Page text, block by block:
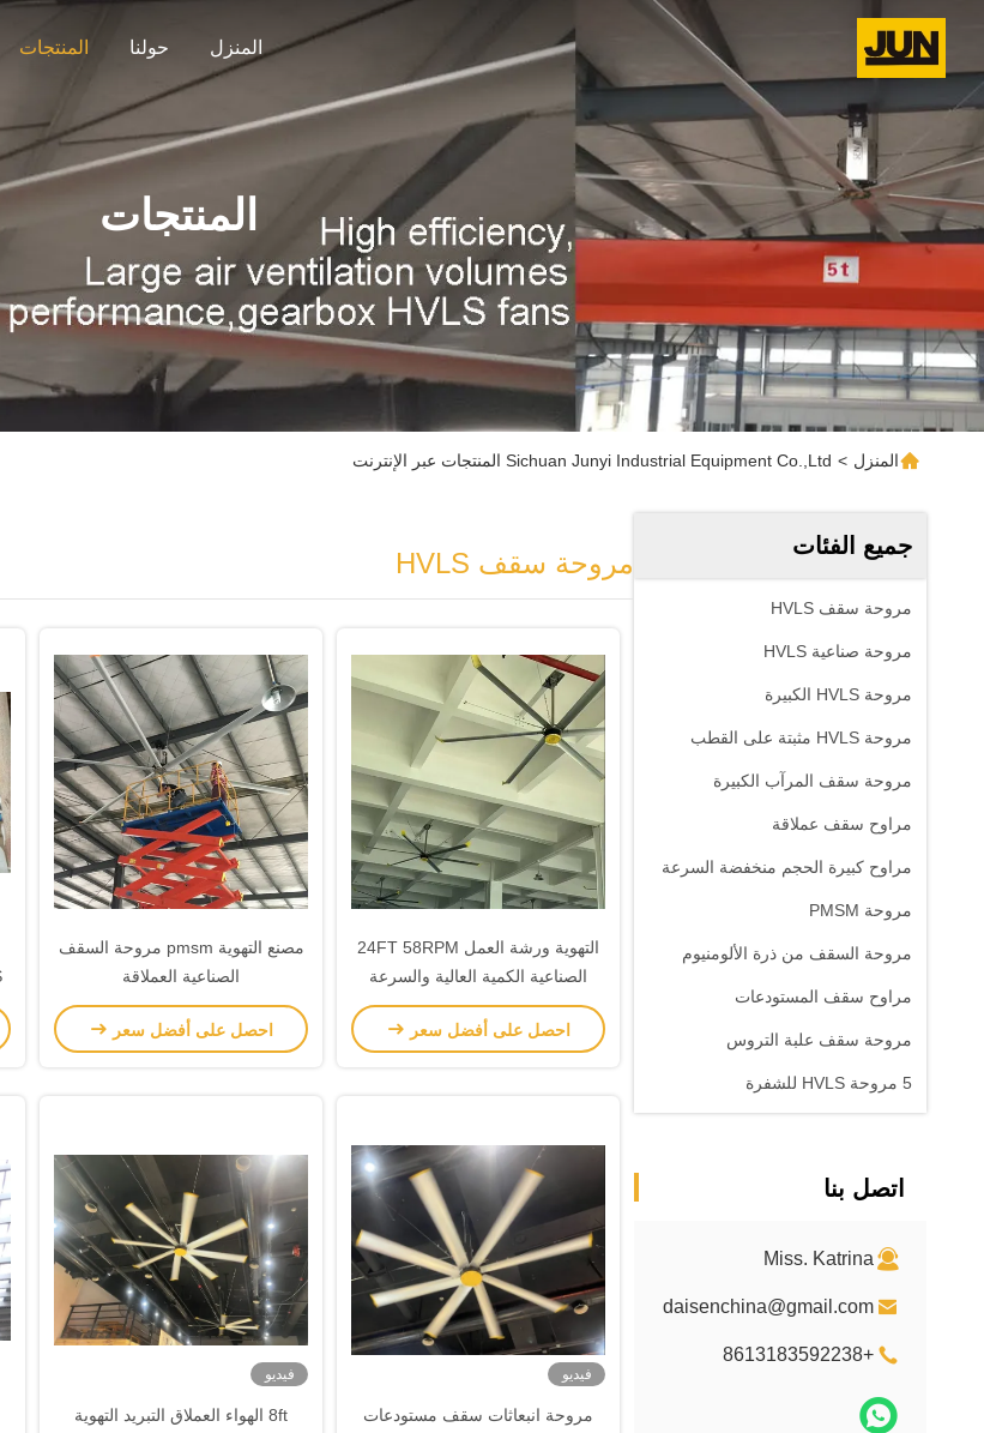
المنزل حولنا المنتجات
المنتجات
المنزل > Sichuan Junyi Industrial Equipment Co.,ltd المنتجات عبر الإنترنت
جميع الفئات
مروحة سقف HVLS
مروحة صناعية HVLS
مروحة HVLS الكبيرة
مروحة HVLS مثبتة على القطب
مروحة سقف المرآب الكبيرة
مراوح سقف عملاقة
مراوح كبيرة الحجم منخفضة السرعة
مروحة PMSM
مروحة السقف من ذرة الألومنيوم
مراوح سقف المستودعات
مروحة سقف علبة التروس
5 مروحة HVLS للشفرة
اتصل بنا
Miss. Katrina
daisenchina@gmail.com
+8613183592238
مروحة سقف HVLS
التهوية ورشة العمل 24FT 58RPM
الصناعية الكمية العالية والسرعة
المنخفضة مروحة السقف
احصل على أفضل سعر
مصنع التهوية pmsm مروحة السقف
الصناعية العملاقة
احصل على أفضل سعر
فيديو
مروحة انبعاثات سقف مستودعات
فيديو
8ft الهواء العملاق التبريد التهوية